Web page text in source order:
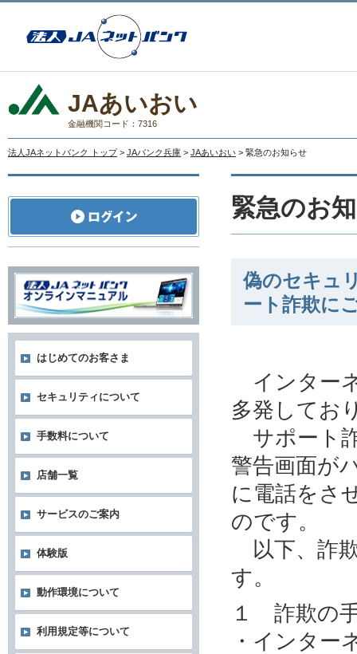
JAあいおい
金融機関コード：7316
法人JAネットバンク トップ > JAバンク兵庫 > JAあいおい > 緊急のお知らせ
緊急のお
偽のセキュ
ート詐欺に
インター
多発してお
サポート
警告画面が
に電話をさ
のです。
以下、詐
す。
１ 詐欺の
・インター
はじめてのお客さま
セキュリティについて
手数料について
店舗一覧
サービスのご案内
体験版
動作環境について
利用規定等について